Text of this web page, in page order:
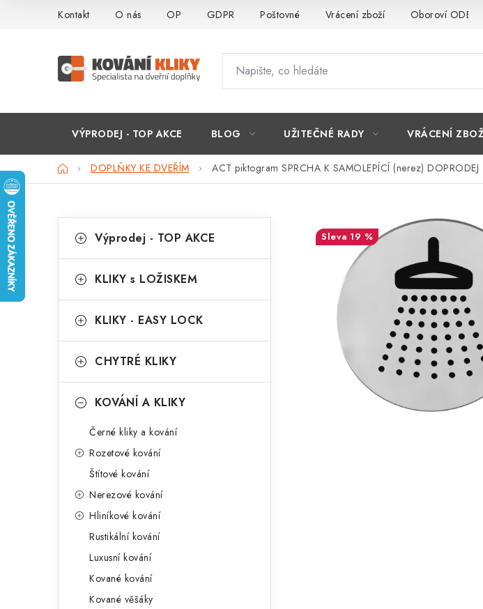
Kontakt O nás OP GDPR Poštovné Vrácení zboží Oboroví
VÝPRODEJ - TOP AKCE BLOG UŽITEČNÉ RADY VRÁCENÍ
DomůDOPLŇKY KE DVEŘÍM ACT piktogram SPRCHA K SAMOLEPÍCÍ (nerez) DOPRODEJ
o
t
r
n
kategorie
a
e
o
i
Výprodej - TOP AKCE
KLIKY s LOŽISKEM
KLIKY - EASY LOCK
CHYTRÉ KLIKY
KOVÁNÍ A KLIKY
Černé kliky a kování
Rozetové kování
Štítové kování
Nerezové kování
Hliníkové kování
Rustikální kování
Luxusní kování
Kované kování
Kované věšáky
19 %